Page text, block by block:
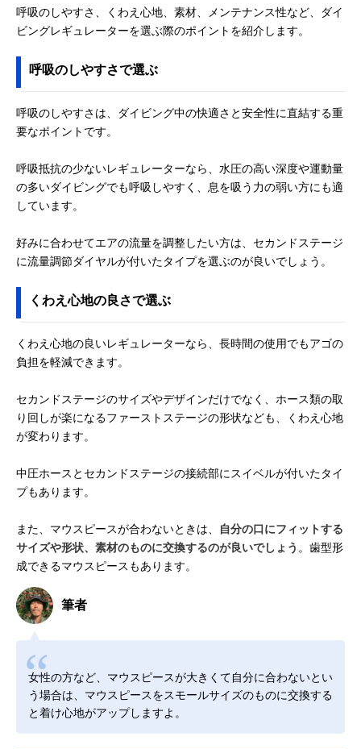
呼吸のしやすさ、くわえ心地、素材、メンテナンス性など、ダイ
ビングレギュレーターを選ぶ際のポイントを紹介します。
呼吸のしやすさで選ぶ
呼吸のしやすさは、ダイビング中の快適さと安全性に直結する重
要なポイントです。
呼吸抵抗の少ないレギュレーターなら、水圧の高い深度や運動量
の多いダイビングでも呼吸しやすく、息を吸う力の弱い方にも適
しています。
好みに合わせてエアの流量を調整したい方は、セカンドステージ
に流量調節ダイヤルが付いたタイプを選ぶのが良いでしょう。
くわえ心地の良さで選ぶ
くわえ心地の良いレギュレーターなら、長時間の使用でもアゴの
負担を軽減できます。
セカンドステージのサイズやデザインだけでなく、ホース類の取
り回しが楽になるファーストステージの形状なども、くわえ心地
が変わります。
中圧ホースとセカンドステージの接続部にスイベルが付いたタイ
プもあります。
また、マウスピースが合わないときは、
自分の口にフィットする
サイズや形状、素材のものに交換するのが良いでしょう 。歯型形
成できるマウスピースもあります。
筆者
女性の方など、マウスピースが大きくて自分に合わないとい
う場合は、マウスピースをスモールサイズのものに交換する
と着け心地がアップしますよ。